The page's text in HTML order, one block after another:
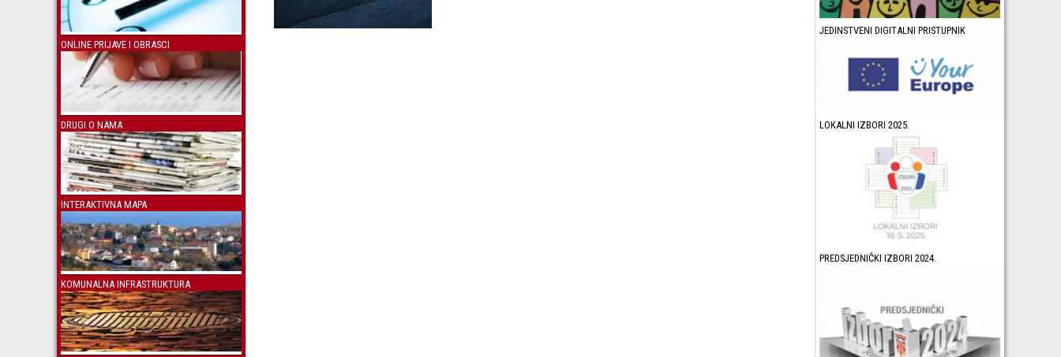
ONLINE PRIJAVE I OBRASCI
DRUGI O NAMA
INTERAKTIVNA MAPA
KOMUNALNA INFRASTRUKTURA
JEDINSTVENI DIGITALNI PRISTUPNIK
LOKALNI IZBORI 2025.
PREDSJEDNIČKI IZBORI 2024.